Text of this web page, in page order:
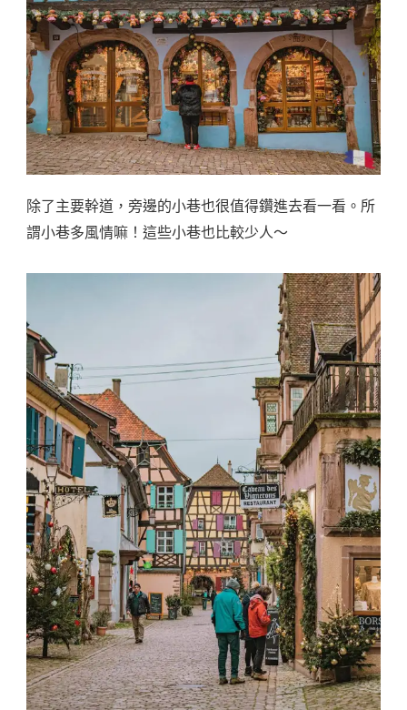
除了主要幹道，旁邊的小巷也很值得鑽進去看一看。所
謂小巷多風情嘛！這些小巷也比較少人～